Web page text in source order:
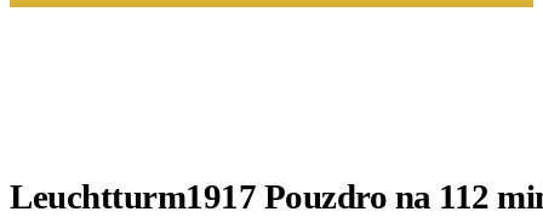
Leuchtturm1917 Pouzdro na 112